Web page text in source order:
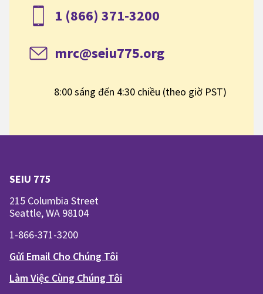
1 (866) 371-3200
mrc@seiu775.org
8:00 sáng đến 4:30 chiều (theo giờ PST)
SEIU 775
215 Columbia Street
Seattle, WA 98104
1-866-371-3200
Gửi Email Cho Chúng Tôi
Làm Việc Cùng Chúng Tôi